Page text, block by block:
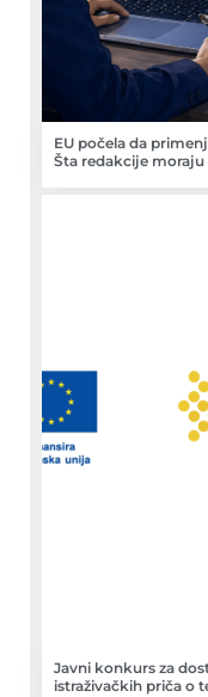
EU počela da
Šta redakcije moraju
Javni konkurs za
istraživačkih priča o